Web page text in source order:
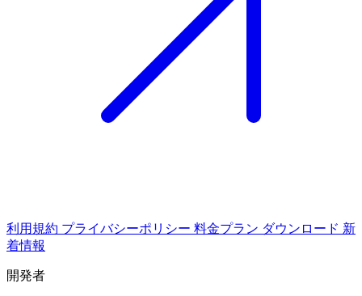
利用規約 プライバシーポリシー 料金プラン ダウンロード 新
着情報
開発者